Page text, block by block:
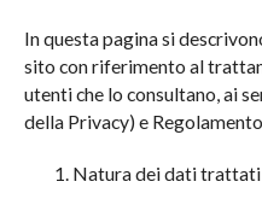
Barre tonde
In questa pagina si
sito con riferimento al
utenti che lo consultano, ai
della Privacy) e
Natura dei dati trattati